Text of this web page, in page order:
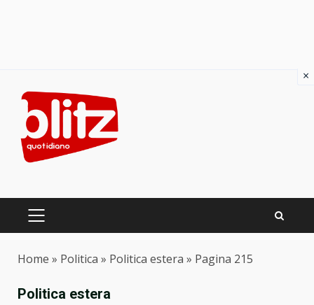
content
PRIMARY
Home » Politica » Politica estera » Pagina 215
Politica estera
×